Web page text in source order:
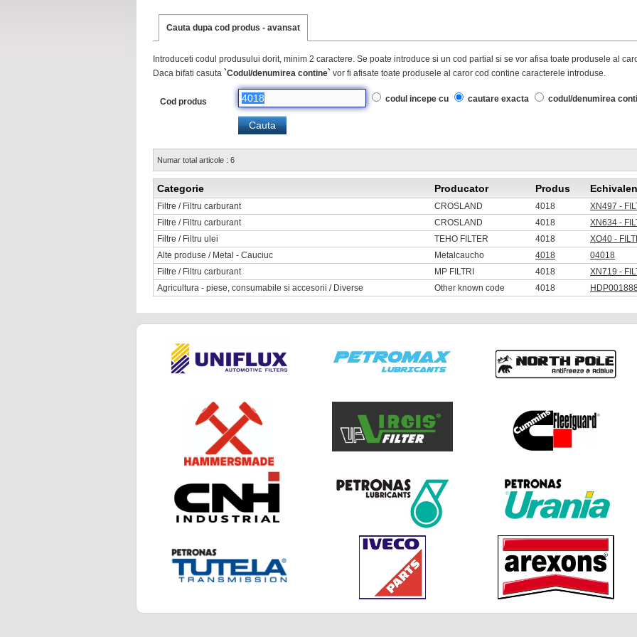
Cauta dupa cod produs - avansat
Introduceti codul produsului dorit, minim 2 caractere. Se poate introduce si un cod partial si se vor afisa toate produsele al
Daca bifati casuta `Codul/denumirea contine` vor fi afisate toate produsele al caror cod contine caracterele introduse.
Cod produs codul incepe cu cautare exacta codul/denumirea
Numar total articole : 6
Categorie Producator Produs
Filtre / Filtru carburant CROSLAND 4018
XN497 -
Filtre / Filtru carburant
CROSLAND 4018
XN634 -
Filtre / Filtru ulei
TEHO FILTER 4018
XO40 -
Alte produse / Metal - Cauciuc
Metalcaucho 4018
04018
Filtre / Filtru carburant
MP FILTRI 4018
XN719 -
Agricultura - piese, consumabile si accesorii / Diverse
Other known code 4018